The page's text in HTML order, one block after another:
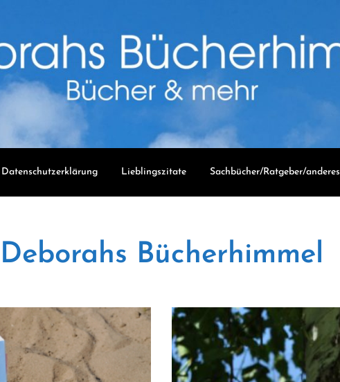
Lieblingszitate Sachbücher/Ratgeber/anderes
Deborahs Bücherhimmel